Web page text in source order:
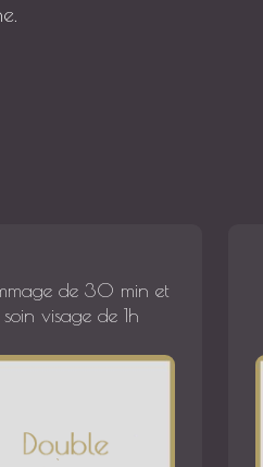
de 30 min et
soin visage de 1h